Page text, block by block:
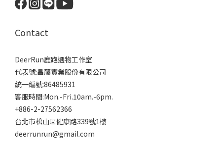
Contact
DeerRun鹿跑選物工作室
代表號:昌藤實業股份有限公司
統一編號:86485931
客服時間:Mon.-Fri.10am.-6pm.
+886-2-27562366
台北市松山區健康路339號1樓
deerrunrun@gmail.com